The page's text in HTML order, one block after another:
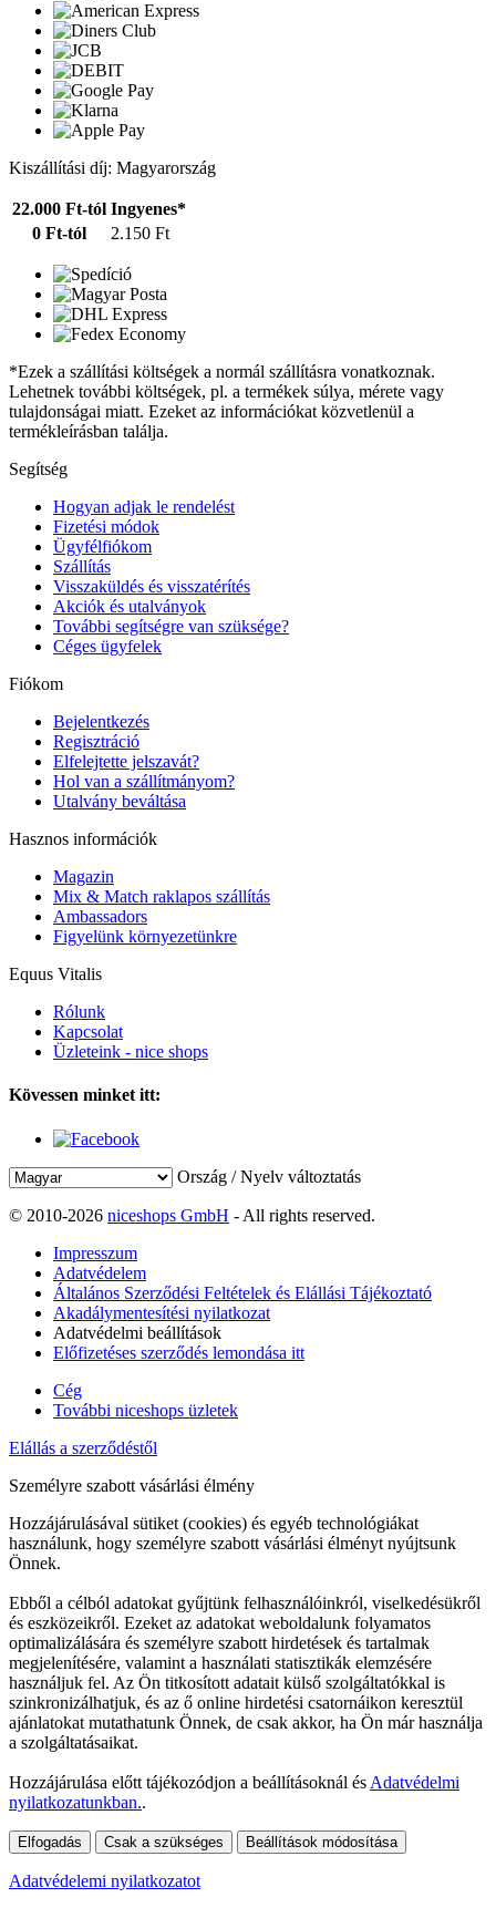
Kiszállítási díj: Magyarország
22.000 Ft-tól Ingyenes*
0 Ft-tól
2.150 Ft
*Ezek a szállítási költségek a normál szállításra vonatkoznak.
Lehetnek további költségek, pl. a termékek súlya, mérete vagy
tulajdonságai miatt. Ezeket az információkat közvetlenül a
termékleírásban találja.
Segítség
Hogyan adjak le rendelést
Fizetési módok
Ügyfélfiókom
Szállítás
Visszaküldés és visszatérítés
Akciók és utalványok
További segítségre van szüksége?
Céges ügyfelek
Fiókom
Bejelentkezés
Regisztráció
Elfelejtette jelszavát?
Hol van a szállítmányom?
Utalvány beváltása
Hasznos információk
Magazin
Mix & Match raklapos szállítás
Ambassadors
Figyelünk környezetünkre
Equus Vitalis
Rólunk
Kapcsolat
Üzleteink - nice shops
Kövessen minket itt:
Ország / Nyelv változtatás
© 2010-2026 niceshops GmbH - All rights reserved.
Impresszum
Adatvédelem
Általános Szerződési Feltételek és Elállási Tájékoztató
Akadálymentesítési nyilatkozat
Adatvédelmi beállítások
Előfizetéses szerződés lemondása itt
Cég
További niceshops üzletek
Elállás a szerződéstől
Személyre szabott vásárlási élmény
Hozzájárulásával sütiket (cookies) és egyéb technológiákat
használunk, hogy személyre szabott vásárlási élményt nyújtsunk
Önnek.
Ebből a célból adatokat gyűjtünk felhasználóinkról, viselkedésükről
és eszközeikről. Ezeket az adatokat weboldalunk folyamatos
optimalizálására és személyre szabott hirdetések és tartalmak
megjelenítésére, valamint a használati statisztikák elemzésére
használjuk fel. Az Ön titkosított adatait külső szolgáltatókkal is
szinkronizálhatjuk, és az ő online hirdetési csatornáikon keresztül
ajánlatokat mutathatunk Önnek, de csak akkor, ha Ön már használja
a szolgáltatásaikat.
Hozzájárulása előtt tájékozódjon a beállításoknál és Adatvédelmi
nyilatkozatunkban..
Elfogadás Csak a szükséges Beállítások módosítása
Adatvédelemi nyilatkozatot